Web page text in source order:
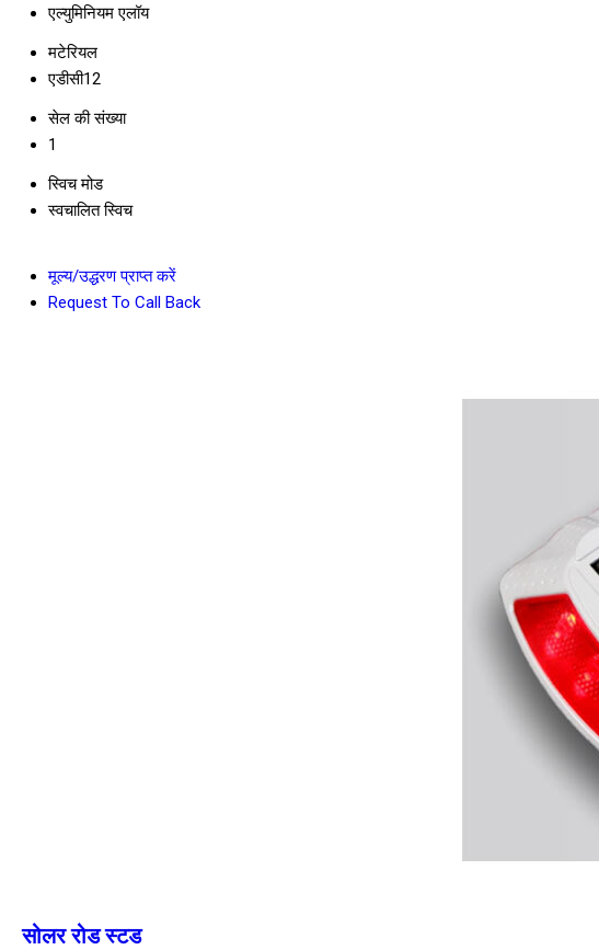
एल्युमिनियम एलॉय
मटेरियल
एडीसी12
सेल की संख्या
1
स्विच मोड
स्वचालित स्विच
मूल्य/उद्धरण प्राप्त करें
Request To Call Back
सोलर रोड स्टड